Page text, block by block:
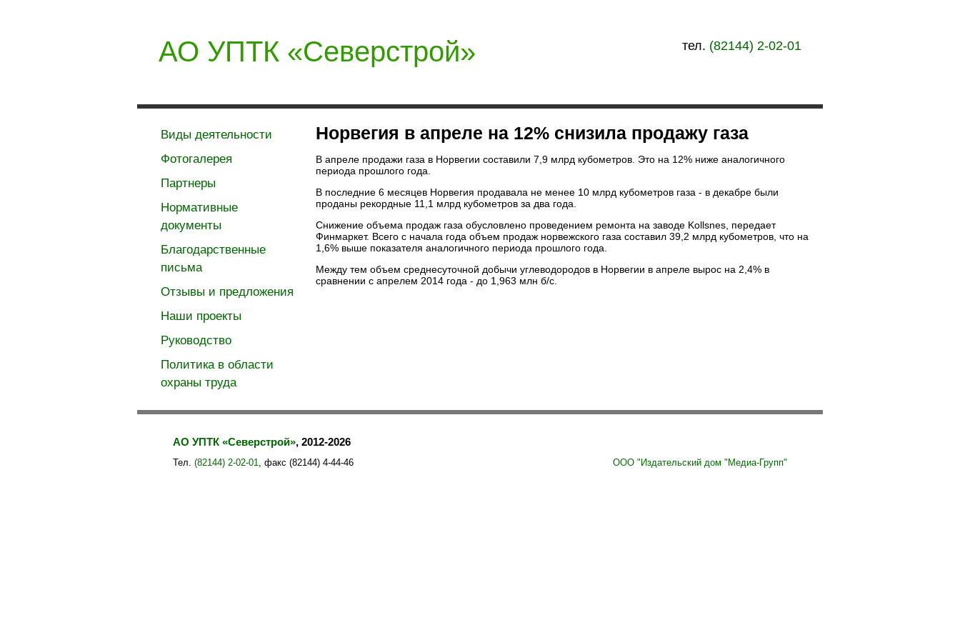
АО УПТК «Северстрой» тел. (82144) 2-02-01
Виды деятельности
Фотогалерея
Партнеры
Нормативные
документы
Благодарственные
письма
Отзывы и предложения
Наши проекты
Руководство
Политика в области
охраны труда
Норвегия в апреле на 12% снизила продажу газа
В апреле продажи газа в Норвегии составили 7,9 млрд кубометров. Это на 12% ниже аналогичного
периода прошлого года.
В последние 6 месяцев Норвегия продавала не менее 10 млрд кубометров газа - в декабре были
проданы рекордные 11,1 млрд кубометров за два года.
Снижение объема продаж газа обусловлено проведением ремонта на заводе Kollsnes, передает
Финмаркет. Всего с начала года объем продаж норвежского газа составил 39,2 млрд кубометров, что на
1,6% выше показателя аналогичного периода прошлого года.
Между тем объем среднесуточной добычи углеводородов в Норвегии в апреле вырос на 2,4% в
сравнении с апрелем 2014 года - до 1,963 млн б/с.
АО УПТК «Северстрой», 2012-2026
Тел. (82144) 2-02-01, факс (82144) 4-44-46 ООО "Издательский дом "Медиа-Групп"